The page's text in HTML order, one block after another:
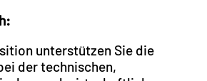
unterstützen Sie die
der technischen,